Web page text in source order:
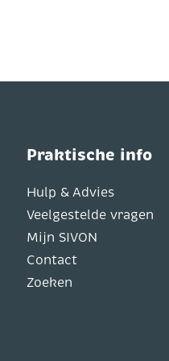
Praktische info
Hulp & Advies
Veelgestelde vragen
Mijn SIVON
Contact
Zoeken